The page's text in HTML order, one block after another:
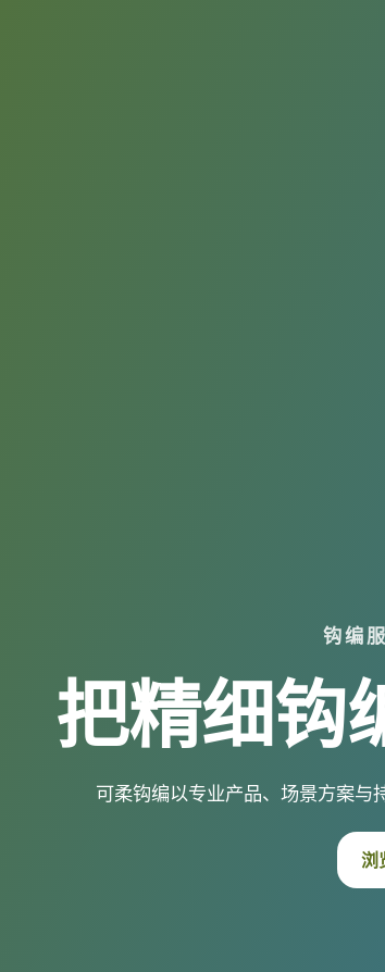
钩编
把精细钩
可柔钩编以专业产品、场景方案与
浏